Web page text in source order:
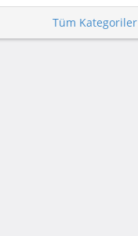
Tüm Kategoriler